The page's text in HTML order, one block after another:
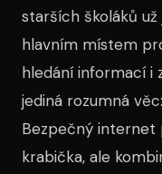
starších školáků
hlavním místem
hledání informací i
jediná rozumná
Bezpečný internet
krabička, ale